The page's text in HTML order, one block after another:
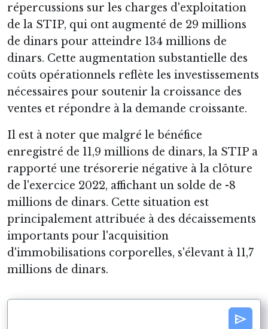
répercussions sur les charges d'exploitation
de la STIP, qui ont augmenté de 29 millions
de dinars pour atteindre 134 millions de
dinars. Cette augmentation substantielle des
coûts opérationnels reflète les investissements
nécessaires pour soutenir la croissance des
ventes et répondre à la demande croissante.
Il est à noter que malgré le bénéfice
enregistré de 11,9 millions de dinars, la STIP a
rapporté une trésorerie négative à la clôture
de l'exercice 2022, affichant un solde de -8
millions de dinars. Cette situation est
principalement attribuée à des décaissements
importants pour l'acquisition
d'immobilisations corporelles, s'élevant à 11,7
millions de dinars.
send